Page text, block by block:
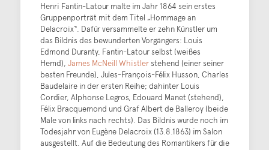
Henri Fantin-Latour malte im Jahr 1864 sein erstes
Gruppenporträt mit dem Titel „Hommage an
Delacroix“. Dafür versammelte er zehn Künstler um
das Bildnis des bewunderten Vorgängers: Louis
Edmond Duranty, Fantin-Latour selbst (weißes
Hemd), James McNeill Whistlerstehend (einer seiner
besten Freunde), Jules-François-Félix Husson, Charles
Baudelaire in der ersten Reihe; dahinter Louis
Cordier, Alphonse Legros, Edouard Manet (stehend),
Félix Bracquemond und Graf Albert de Balleroy (beide
Male von links nach rechts). Das Bildnis wurde noch im
Todesjahr von Eugène Delacroix (13.8.1863) im Salon
ausgestellt. Auf die Bedeutung des Romantikers für die